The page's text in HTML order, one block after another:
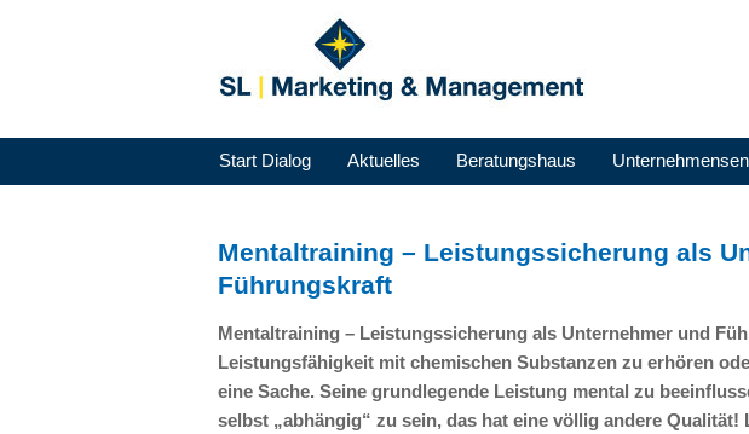
Start Dialog Aktuelles Beratungshaus
Mentaltraining – Leistungssicherung als
Führungskraft
Mentaltraining – Leistungssicherung als Unternehmer und
Leistungsfähigkeit mit chemischen Substanzen zu erhören
eine Sache. Seine grundlegende Leistung mental zu
selbst „abhängig“ zu sein, das hat eine völlig andere